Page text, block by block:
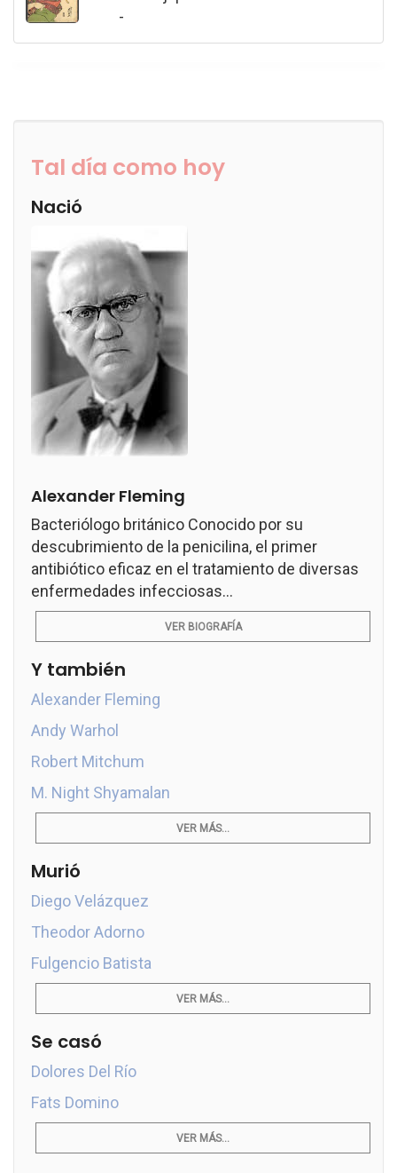
-
Tal día como hoy
Nació
Alexander Fleming
Bacteriólogo británico Conocido por su
descubrimiento de la penicilina, el primer
antibiótico eficaz en el tratamiento de diversas
enfermedades infecciosas...
VER BIOGRAFÍA
Y también
Alexander Fleming
Andy Warhol
Robert Mitchum
M. Night Shyamalan
VER MÁS...
Murió
Diego Velázquez
Theodor Adorno
Fulgencio Batista
VER MÁS...
Se casó
Dolores Del Río
Fats Domino
VER MÁS...